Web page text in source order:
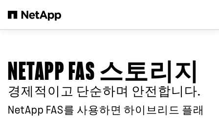
NETAPP FAS 스토리지
경제적이고 단순하며 안전합니다.
NetApp FAS를 사용하면 하이브리드 플래